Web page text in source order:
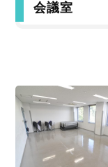
会議室